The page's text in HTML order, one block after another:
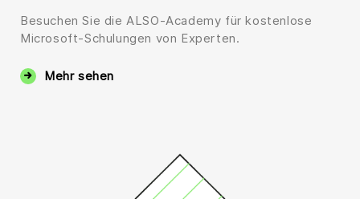
Besuchen Sie die ALSO-Academy für kostenlose
Microsoft-Schulungen von Experten.
Mehr sehen